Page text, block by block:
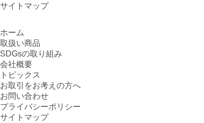
サイトマップ
ホーム
取扱い商品
SDGsの取り組み
会社概要
トピックス
お取引をお考えの方へ
お問い合わせ
プライバシーポリシー
サイトマップ